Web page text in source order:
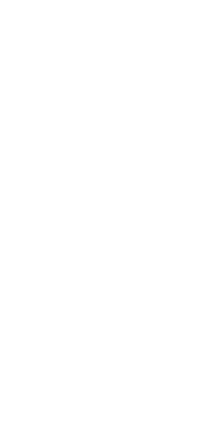
med en 8-tums